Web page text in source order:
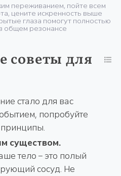
переживанием, пойте всем
цените искренность выше
глаза помогут полностью
общем резонансе
советы для
стало для вас
попробуйте
существом.
тело – это полый
сосуд. Не